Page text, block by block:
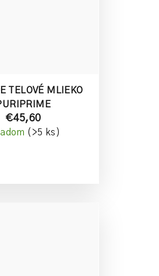
TELOVÉ MLIEKO
€45,60
(>5 ks)